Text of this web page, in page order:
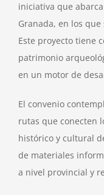
iniciativa que abarca
Granada, en los que
Este proyecto tiene
patrimonio
en un motor de
El convenio
rutas que conecten
histórico y cultural
de materiales
a nivel provincial y